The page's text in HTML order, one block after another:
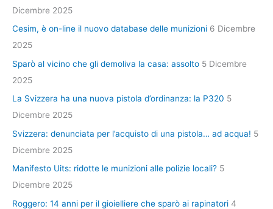
Dicembre 2025
Cesim, è on-line il nuovo database delle munizioni 6 Dicembre
2025
Sparò al vicino che gli demoliva la casa: assolto 5 Dicembre
2025
La Svizzera ha una nuova pistola d’ordinanza: la P320 5
Dicembre 2025
Svizzera: denunciata per l’acquisto di una pistola… ad acqua! 5
Dicembre 2025
Manifesto Uits: ridotte le munizioni alle polizie locali? 5
Dicembre 2025
Roggero: 14 anni per il gioielliere che sparò ai rapinatori 4